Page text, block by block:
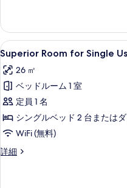
す
べ
て
の
写
真
を
表
示
ア
ル
ー
の
詳
Superior
Room
for
Single
Use
の
す
べ
4
Superior Room for Single
26 ㎡
ベッドルーム 1 室
定員 1 名
シングルベッド 2 台または
WiFi (無料)
詳細
Superior